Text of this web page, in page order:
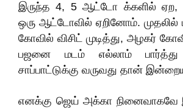
இருந்த 4, 5 ஆட்டோ க்களில் ஏற,
ஒரு ஆட்டோவில் ஏறினோம்.
கோவில் விசிட் முடித்து, அழகர்
பஜனை மடம் எல்லாம் பார்த்து
சாப்பாட்டுக்கு வருவது தான் இன்றைய
எனக்கு ஜெய் அக்கா நினைவாகவே